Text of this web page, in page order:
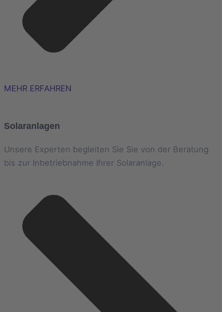
MEHR ERFAHREN
Solaranlagen
Unsere Experten begleiten Sie Sie von der Beratung
bis zur Inbetriebnahme Ihrer Solaranlage.